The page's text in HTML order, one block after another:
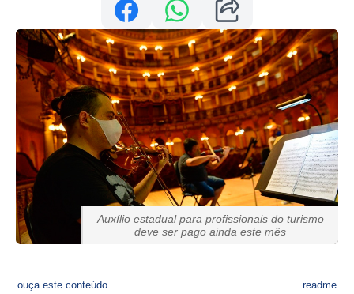
Auxílio estadual para profissionais do turismo
deve ser pago ainda este mês
ouça este conteúdo readme